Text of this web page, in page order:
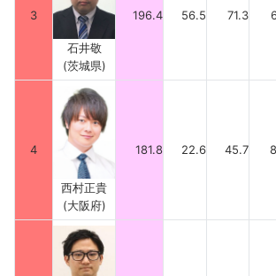
3
石井敬
(茨城県)
196.4 56.5 71.3
4
西村正貴
(大阪府)
181.8 22.6 45.7